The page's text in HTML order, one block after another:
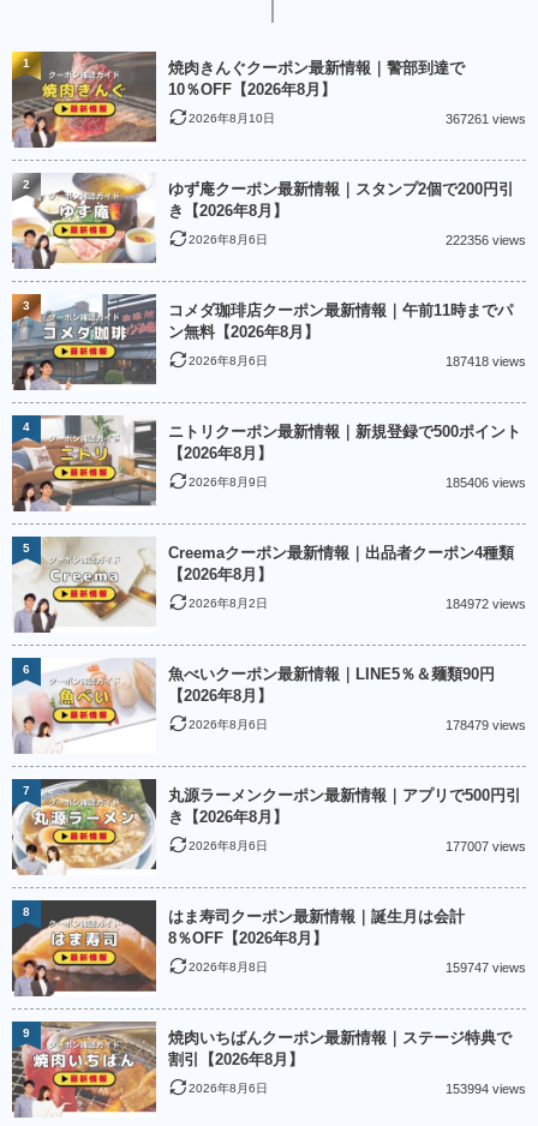
焼肉きんぐクーポン最新情報｜警部到達で
10％OFF【2026年8月】
2026年8月10日 367261 views
1
ゆず庵クーポン最新情報｜スタンプ2個で200円引
き【2026年8月】
2026年8月6日 222356 views
2
コメダ珈琲店クーポン最新情報｜午前11時までパ
ン無料【2026年8月】
2026年8月6日 187418 views
3
ニトリクーポン最新情報｜新規登録で500ポイント
【2026年8月】
2026年8月9日 185406 views
4
Creemaクーポン最新情報｜出品者クーポン4種類
【2026年8月】
2026年8月2日 184972 views
5
魚べいクーポン最新情報｜LINE5％＆麺類90円
【2026年8月】
2026年8月6日 178479 views
6
丸源ラーメンクーポン最新情報｜アプリで500円引
き【2026年8月】
2026年8月6日 177007 views
7
はま寿司クーポン最新情報｜誕生月は会計
8％OFF【2026年8月】
2026年8月8日 159747 views
8
焼肉いちばんクーポン最新情報｜ステージ特典で
割引【2026年8月】
2026年8月6日 153994 views
9